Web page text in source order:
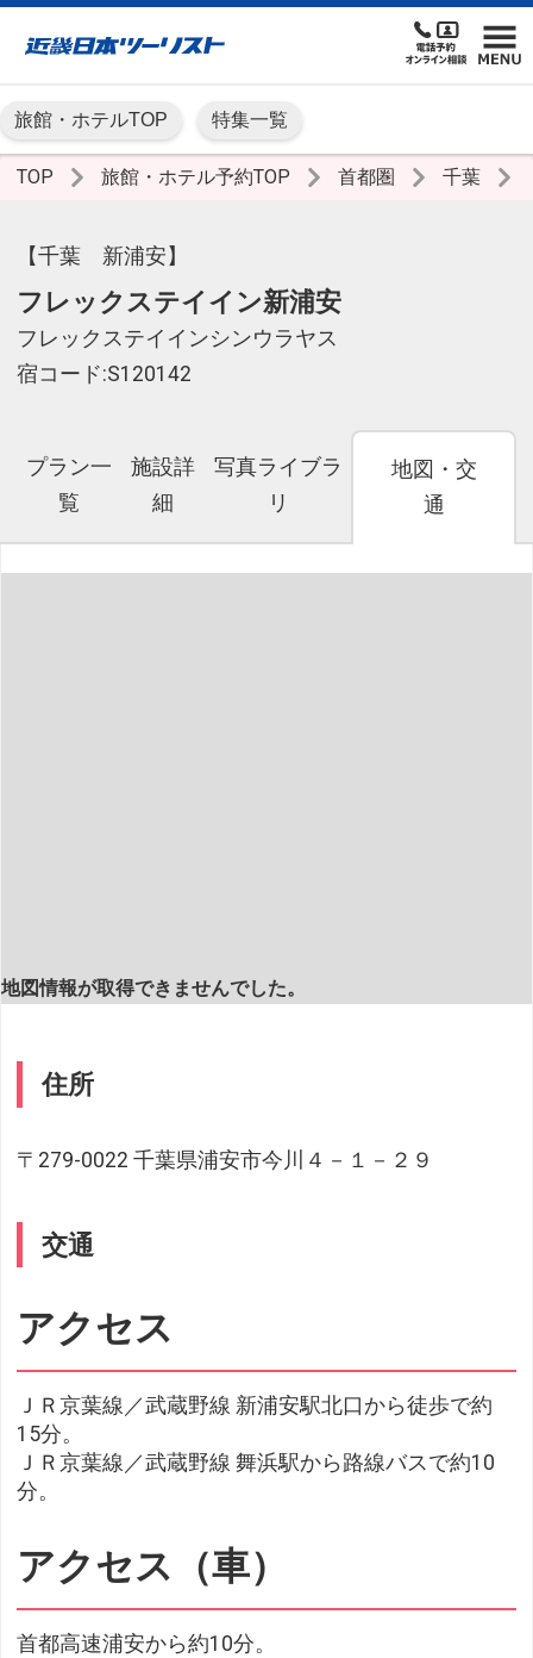
旅館・ホテルTOP 特集一覧
TOP 旅館・ホテル予約TOP 首都圏 千葉
【千葉 新浦安】
フレックステイイン新浦安
フレックステイインシンウラヤス
宿コード:S120142
プラン一
覧
施設詳
細
写真ライブラ
リ
地図・交
通
地図情報が取得できませんでした。
住所
〒279-0022 千葉県浦安市今川４－１－２９
交通
アクセス
ＪＲ京葉線／武蔵野線 新浦安駅北口から徒歩で約
15分。
ＪＲ京葉線／武蔵野線 舞浜駅から路線バスで約10
分。
アクセス（車）
首都高速浦安から約10分。